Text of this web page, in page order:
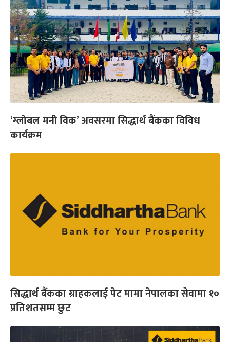
‘ग्लोबल मनी विक’ अवसरमा सिद्धार्थ बैंकका विविध
कार्यक्रम
सिद्धार्थ बैंकका ग्राहकलाई पेट मामा नेपालका सेवामा १०
प्रतिशतसम्म छुट